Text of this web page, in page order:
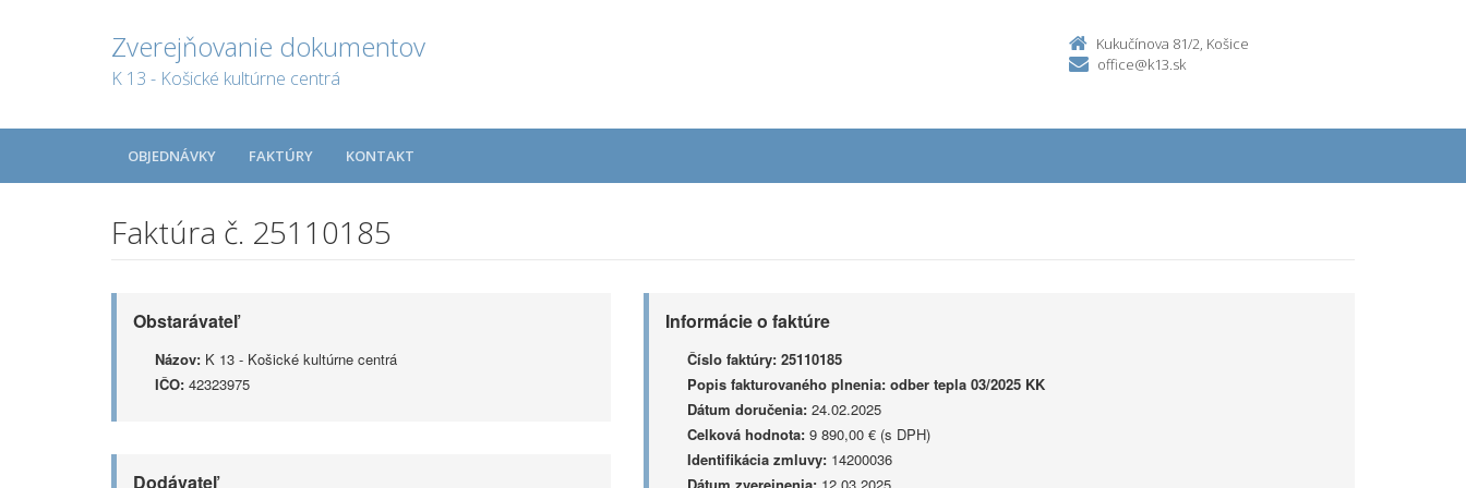
Zverejňovanie dokumentov
K 13 - Košické kultúrne centrá
Kukučínova 81/2, Košice
office@k13.sk
OBJEDNÁVKY FAKTÚRY KONTAKT
Faktúra č. 25110185
Obstarávateľ
Názov: K 13 - Košické kultúrne centrá
IČO: 42323975
Dodávateľ
Informácie o faktúre
Číslo faktúry: 25110185
Popis fakturovaného plnenia: odber tepla 03/2025 KK
Dátum doručenia:24.02.2025
Celková hodnota:9 890,00 € (s DPH)
Identifikácia zmluvy:14200036